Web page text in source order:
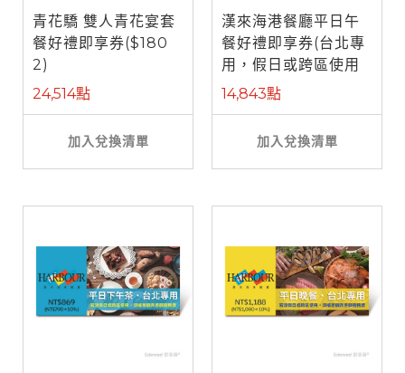
青花驕 雙人青花宴套
餐好禮即享券($180
2)
24,514點
加入兌換清單
漢來海港餐廳平日午
餐好禮即享券(台北專
用，假日或跨區使用
需補差額)
14,843點
加入兌換清單